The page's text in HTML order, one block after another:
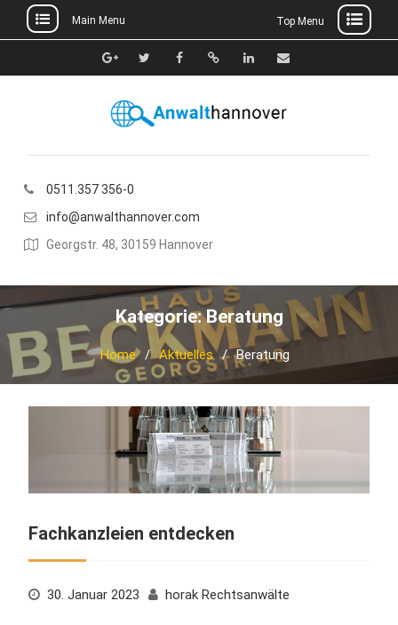
to
Main Menu Top Menu
Google+TwitterFacebook
Xing Linkedin
E-
0511.357 356-0
info@anwalthannover.com
Georgstr. 48, 30159 Hannover
Kategorie:Beratung
Home Aktuelles Beratung
Fachkanzleien entdecken
30. Januar 2023 horak Rechtsanwälte